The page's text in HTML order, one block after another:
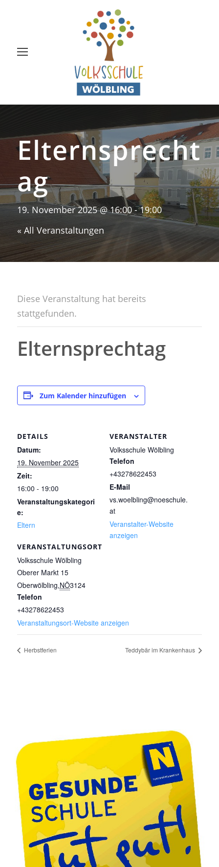
Elternsprecht
ag
19. November 2025 @ 16:00-19:00
« All Veranstaltungen
Diese Veranstaltung hat bereits
stattgefunden.
Elternsprechtag
Zum Kalender hinzufügen
DETAILS
Datum:
19. November 2025
Zeit:
16:00 - 19:00
Veranstaltungskategori
e:
Eltern
VERANSTALTUNGSORT
Volksschule Wölbling
Oberer Markt 15
Oberwölbling,NÖ3124
Telefon
+43278622453
Veranstaltungsort-Website anzeigen
VERANSTALTER
Volksschule Wölbling
Telefon
+43278622453
E-Mail
vs.woelbling@noeschule.
at
Veranstalter-Website
anzeigen
Herbstferien Teddybär im Krankenhaus